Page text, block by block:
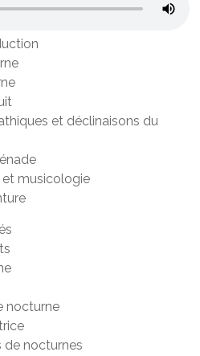
et déclinaisons du
et musicologie
nocturne
de nocturnes